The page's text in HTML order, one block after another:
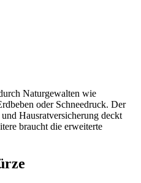
Naturgewalten wie
oder Schneedruck. Der
Hausratversicherung deckt
braucht die erweiterte